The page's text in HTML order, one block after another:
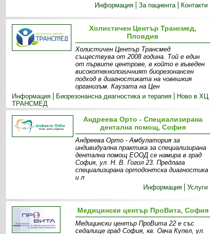
Информация
За пациента Контакти
Холистичен Център Трансмед,
Пловдив
Холистичен Център Трансмед
съществува от 2008 година. Той е един
от първите центрове, в който е въведен
високотехнологичният биорезонансен
подход в диагностиката на човешкия
организъм. Каузата на Цен
Информация
Биорезонансна диагностика и терапия
Ново в ХЦ
ТРАНСМЕД
Андреева Орто - Специализирана
дентална помощ, София
Андреева Орто - Амбулатория за
индивидуална практика за специализирана
дентална помощ ЕООД се намира в град
София, ул. Н. В. Гогол 23. Предлага
специализирана ортодонтска диагностика
и л
Информация
Услуги
Медицински център ПроВита, София
Медицински център ПроВита 22 е със
седалище град София, кв. Овча Купел, ул.